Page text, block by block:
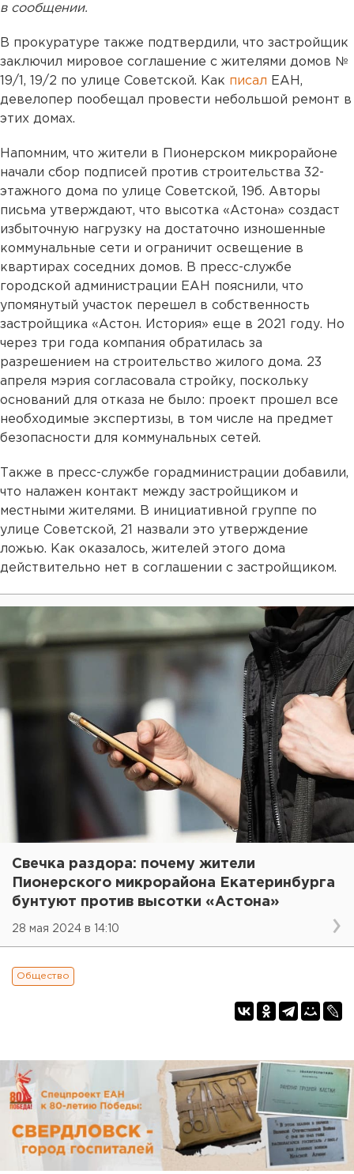
в сообщении.
В прокуратуре также подтвердили, что застройщик
заключил мировое соглашение с жителями домов №
19/1, 19/2 по улице Советской. Как писал ЕАН,
девелопер пообещал провести небольшой ремонт в
этих домах.
Напомним, что жители в Пионерском микрорайоне
начали сбор подписей против строительства 32-
этажного дома по улице Советской, 19б. Авторы
письма утверждают, что высотка «Астона» создаст
избыточную нагрузку на достаточно изношенные
коммунальные сети и ограничит освещение в
квартирах соседних домов. В пресс-службе
городской администрации ЕАН пояснили, что
упомянутый участок перешел в собственность
застройщика «Астон. История» еще в 2021 году. Но
через три года компания обратилась за
разрешением на строительство жилого дома. 23
апреля мэрия согласовала стройку, поскольку
оснований для отказа не было: проект прошел все
необходимые экспертизы, в том числе на предмет
безопасности для коммунальных сетей.
Также в пресс-службе горадминистрации добавили,
что налажен контакт между застройщиком и
местными жителями. В инициативной группе по
улице Советской, 21 назвали это утверждение
ложью. Как оказалось, жителей этого дома
действительно нет в соглашении с застройщиком.
Свечка раздора: почему жители
Пионерского микрорайона Екатеринбурга
бунтуют против высотки «Астона»
28 мая 2024 в 14:10
Общество